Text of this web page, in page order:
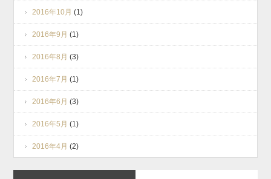
2016年10月 (1)
2016年9月 (1)
2016年8月 (3)
2016年7月 (1)
2016年6月 (3)
2016年5月 (1)
2016年4月 (2)